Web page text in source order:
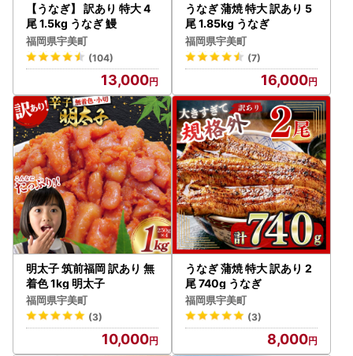
【うなぎ】 訳あり 特大 4
尾 1.5kg うなぎ 鰻
福岡県宇美町
(104)
13,000
うなぎ 蒲焼 特大 訳あり 5
尾 1.85kg うなぎ
福岡県宇美町
(7)
16,000
明太子 筑前福岡 訳あり 無
着色 1kg 明太子
福岡県宇美町
(3)
10,000
うなぎ 蒲焼 特大 訳あり 2
尾 740g うなぎ
福岡県宇美町
(3)
8,000